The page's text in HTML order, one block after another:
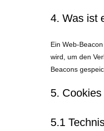
4. Was ist
Ein Web-
wird, um den
Beacons
5. Cookies
5.1